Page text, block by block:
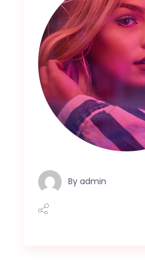
By admin